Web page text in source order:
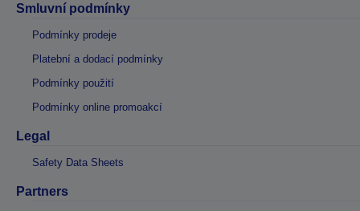
Smluvní podmínky
Podmínky prodeje
Platební a dodací podmínky
Podmínky použití
Podmínky online promoakcí
Legal
Safety Data Sheets
Partners